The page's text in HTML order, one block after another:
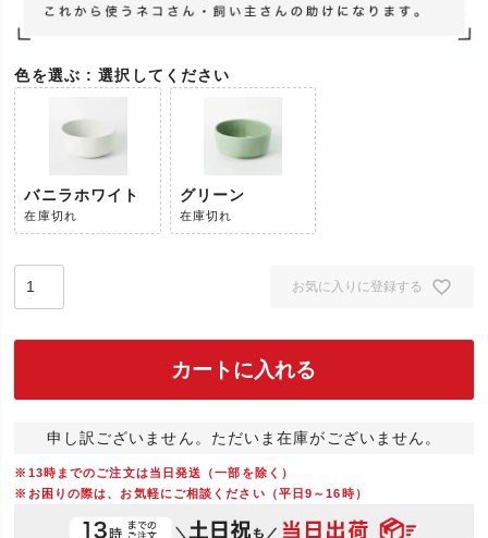
色を選ぶ 選択してください
バニラホワイト
在庫切れ
グリーン
在庫切れ
お気に入りに登録する
カートに入れる
申し訳ございません。ただいま在庫がございません。
※13時までのご注文は当日発送（一部を除く）
※お困りの際は、お気軽にご相談ください（平日9～16時）